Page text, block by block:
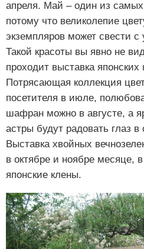
апреля. Май – один из
потому что великолепие
экземпляров может свести с
Такой красоты вы явно не
проходит выставка
Потрясающая коллекция
посетителя в июле,
шафран можно в августе, а
астры будут радовать глаз в
Выставка хвойных
в октябре и ноябре месяце,
японские клены.